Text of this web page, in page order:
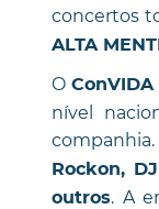
concertos
ALTA
O
nível
Rockon,
outros. A